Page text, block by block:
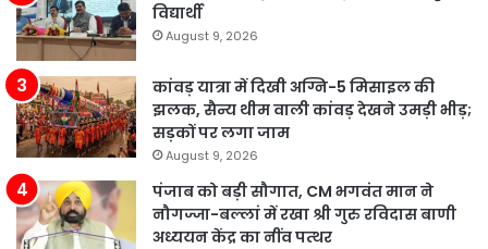
विद्यार्थी
August 9, 2026
कांवड़ यात्रा में दिखी अग्नि-5 मिसाइल की
झलक, सैन्य थीम वाली कांवड़ देखने उमड़ी भीड़;
सड़कों पर लगा जाम
August 9, 2026
पंजाब को बड़ी सौगात, CM भगवंत मान ने
नौगज्जा-बल्लां में रखा श्री गुरु रविदास बाणी
अध्ययन केंद्र का नींव पत्थर